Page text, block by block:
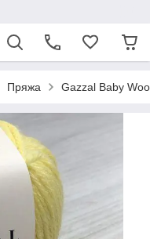
Пряжа Gazzal Baby